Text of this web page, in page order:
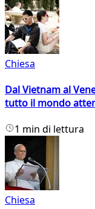
Chiesa
Dal Vietnam al
tutto il mondo
1 min di lettura
Chiesa